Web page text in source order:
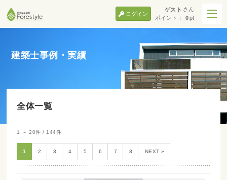
ゲスト さん
ポイント：
0pt
ログイン
建築士事例・実績
全体一覧
1 ～ 20件 / 144件
1 2 3 4 5 6 7 8 NEXT »